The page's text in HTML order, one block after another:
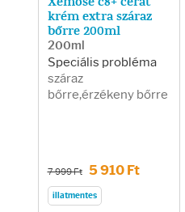
krém extra száraz
bőrre 200ml
200ml
Speciális probléma
száraz
bőrre,érzékeny bőrre
7 999 Ft 5 910 Ft
illatmentes